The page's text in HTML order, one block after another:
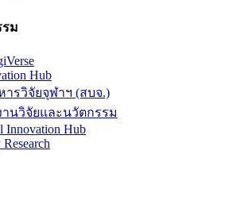
รม
Hub
ารวิจัยจุฬาฯ (สบจ.)
านวิจัยและนวัตกรรม
Innovation Hub